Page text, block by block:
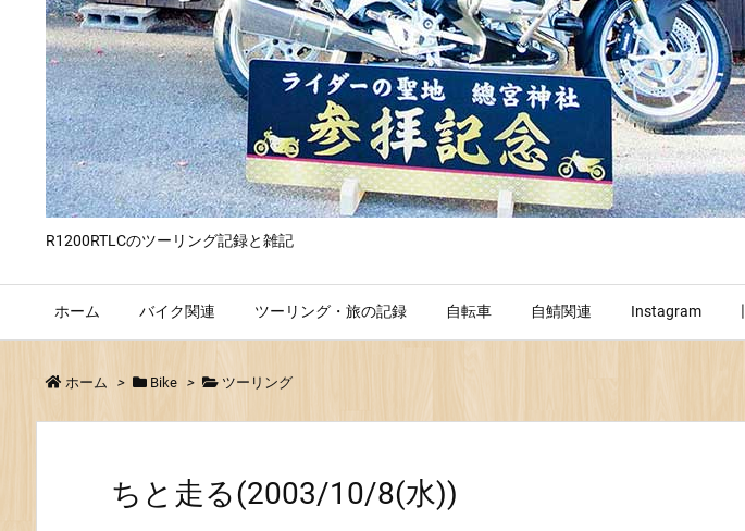
R1200RTLCのツーリング記録と雑記
ホーム バイク関連 ツーリング・旅の記録 自転車 自鯖関連 Instagram
ホーム > Bike > ツーリング
ちと走る(2003/10/8(水))